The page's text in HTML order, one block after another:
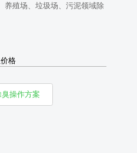
养殖场、垃圾场、污泥领域除
格
操作方案